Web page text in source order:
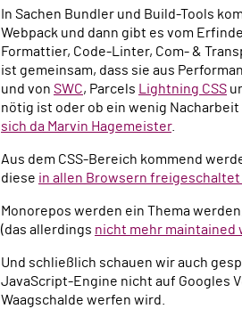
In Sachen Bundler und Build-Tools
Webpack und dann gibt es vom
Formattier, Code-Linter, Com- &
ist gemeinsam, dass sie aus
und von SWC, Parcels Lightning CSS
nötig ist oder ob ein wenig
sich da Marvin Hagemeister.
Aus dem CSS-Bereich kommend
diese in allen Browsern freigeschaltet
Monorepos werden ein Thema
(das allerdings nicht mehr maintained
Und schließlich schauen wir auch
JavaScript-Engine nicht auf Googles
Waagschalde werfen wird.